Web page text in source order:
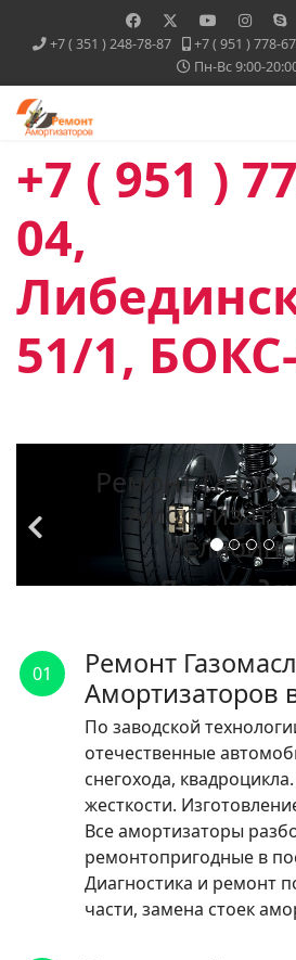
+7 ( 351 ) 248-78-87 +7 ( 951 ) 778-
Пн-Вс 9:00-
+7 ( 951 )
04,
51/1,
Ремонт
По
ЧИТАТЬ
01
Ремонт
Амортизаторов
По заводской
отечественные
снегохода,
жесткости.
Все амортизаторы
ремонтопригодные в
Диагностика и ремонт
части, замена стоек